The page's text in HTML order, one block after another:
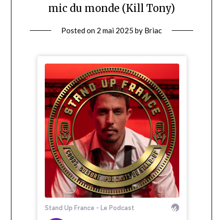
mic du monde (Kill Tony)
Posted on 2 mai 2025 by Briac